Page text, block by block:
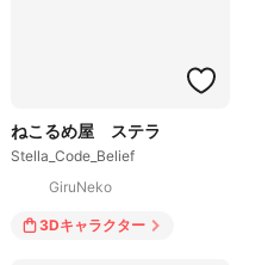
ねこるめ屋 ステラ
Stella_Code_Belief
GiruNeko
3Dキャラクター